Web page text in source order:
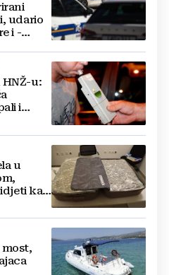
udario
i -
u:
i
u
kad